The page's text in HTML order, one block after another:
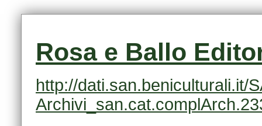
Rosa e Ballo